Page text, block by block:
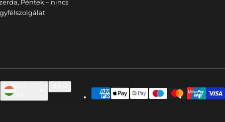
Péntek – nincs